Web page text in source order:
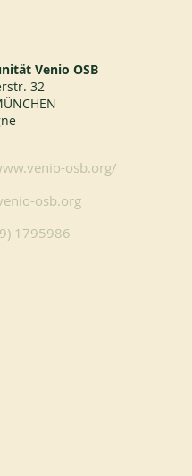
Venio OSB
32
osb.org/
osb.org
1795986